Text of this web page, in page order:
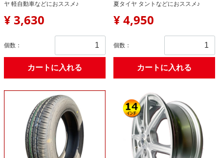
ヤ 軽自動車などにおススメ♪
¥ 3,630
個数：
カートに入れる
夏タイヤ タントなどにおススメ♪
¥ 4,950
個数：
カートに入れる